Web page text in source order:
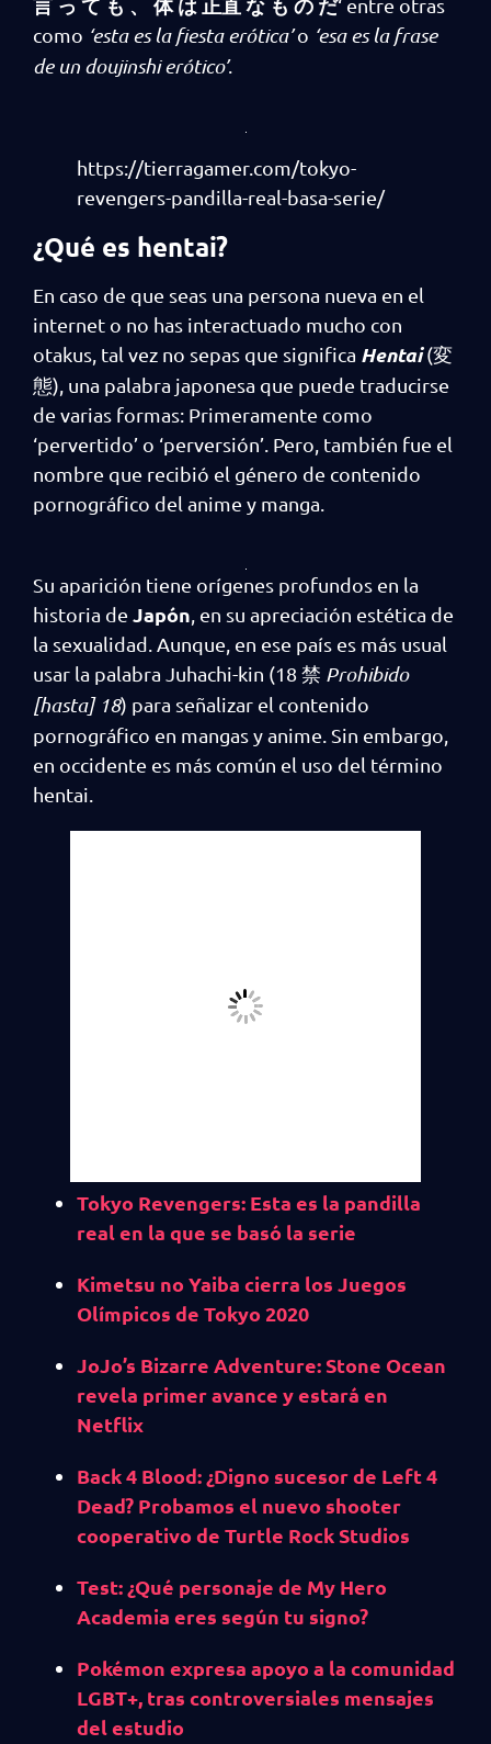
como ‘esta es la fiesta erótica’o ‘esa es la frase
de un doujinshi erótico’.
https://tierragamer.com/tokyo-
revengers-pandilla-real-basa-serie/
¿Qué es hentai?
En caso de que seas una persona nueva en el
internet o no has interactuado mucho con
otakus, tal vez no sepas que significa Hentai(変
態), una palabra japonesa que puede traducirse
de varias formas: Primeramente como
‘pervertido’ o ‘perversión’. Pero, también fue el
nombre que recibió el género de contenido
pornográfico del anime y manga.
Su aparición tiene orígenes profundos en la
historia de Japón , en su apreciación estética de
la sexualidad. Aunque, en ese país es más usual
usar la palabra Juhachi-kin (18 禁 Prohibido
[hasta] 18) para señalizar el contenido
pornográfico en mangas y anime. Sin embargo,
en occidente es más común el uso del término
hentai.
Tokyo Revengers: Esta es la pandilla
real en la que se basó la serie
Kimetsu no Yaiba cierra los Juegos
Olímpicos de Tokyo 2020
JoJo’s Bizarre Adventure: Stone Ocean
revela primer avance y estará en
Netflix
Back 4 Blood: ¿Digno sucesor de Left 4
Dead? Probamos el nuevo shooter
cooperativo de Turtle Rock Studios
Test: ¿Qué personaje de My Hero
Academia eres según tu signo?
Pokémon expresa apoyo a la comunidad
LGBT+, tras controversiales mensajes
del estudio